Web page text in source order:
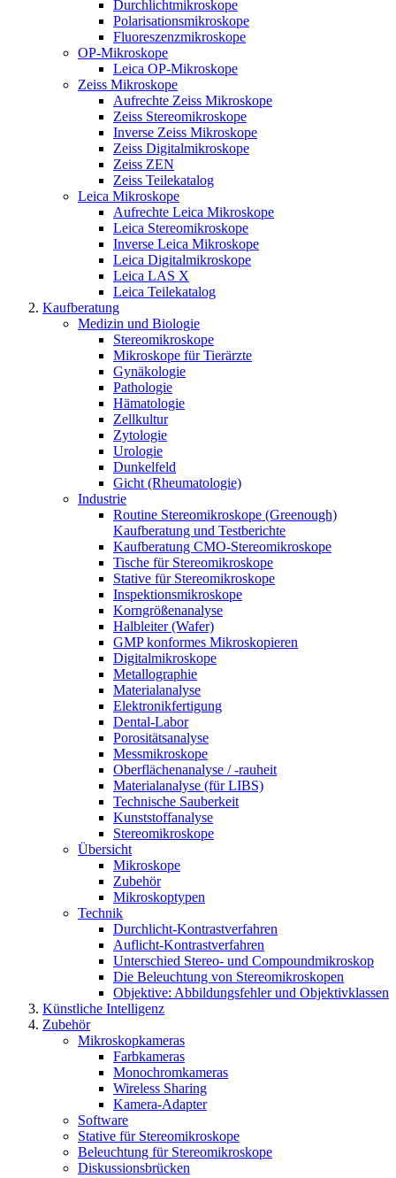
Durchlichtmikroskope
Polarisationsmikroskope
Fluoreszenzmikroskope
OP-Mikroskope
Leica OP-Mikroskope
Zeiss Mikroskope
Aufrechte Zeiss Mikroskope
Zeiss Stereomikroskope
Inverse Zeiss Mikroskope
Zeiss Digitalmikroskope
Zeiss ZEN
Zeiss Teilekatalog
Leica Mikroskope
Aufrechte Leica Mikroskope
Leica Stereomikroskope
Inverse Leica Mikroskope
Leica Digitalmikroskope
Leica LAS X
Leica Teilekatalog
Kaufberatung
Medizin und Biologie
Stereomikroskope
Mikroskope für Tierärzte
Gynäkologie
Pathologie
Hämatologie
Zellkultur
Zytologie
Urologie
Dunkelfeld
Gicht (Rheumatologie)
Industrie
Routine Stereomikroskope (Greenough)
Kaufberatung und Testberichte
Kaufberatung CMO-Stereomikroskope
Tische für Stereomikroskope
Stative für Stereomikroskope
Inspektionsmikroskope
Korngrößenanalyse
Halbleiter (Wafer)
GMP konformes Mikroskopieren
Digitalmikroskope
Metallographie
Materialanalyse
Elektronikfertigung
Dental-Labor
Porositätsanalyse
Messmikroskope
Oberflächenanalyse / -rauheit
Materialanalyse (für LIBS)
Technische Sauberkeit
Kunststoffanalyse
Stereomikroskope
Übersicht
Mikroskope
Zubehör
Mikroskoptypen
Technik
Durchlicht-Kontrastverfahren
Auflicht-Kontrastverfahren
Unterschied Stereo- und Compoundmikroskop
Die Beleuchtung von Stereomikroskopen
Objektive: Abbildungsfehler und Objektivklassen
Künstliche Intelligenz
Zubehör
Mikroskopkameras
Farbkameras
Monochromkameras
Wireless Sharing
Kamera-Adapter
Software
Stative für Stereomikroskope
Beleuchtung für Stereomikroskope
Diskussionsbrücken